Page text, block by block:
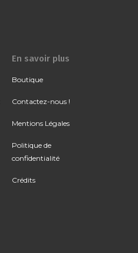
En savoir plus
Boutique
Contactez-nous !
Mentions Légales
Politique de
confidentialité
Crédits